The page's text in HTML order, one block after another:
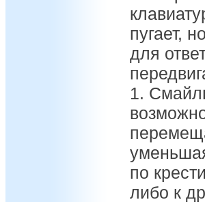
пугает,
для
1.
по
либо к